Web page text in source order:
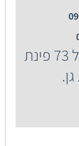
ענק השעונים רח' הרצל 73 פינת